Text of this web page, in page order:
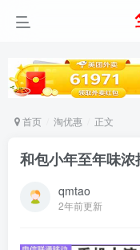
首页 淘优惠 正文
和包小年至年味
qmtao
2年前更新